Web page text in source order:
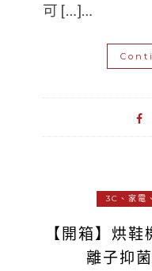
可 […]…
3C、家電
【開箱】烘
離子抑